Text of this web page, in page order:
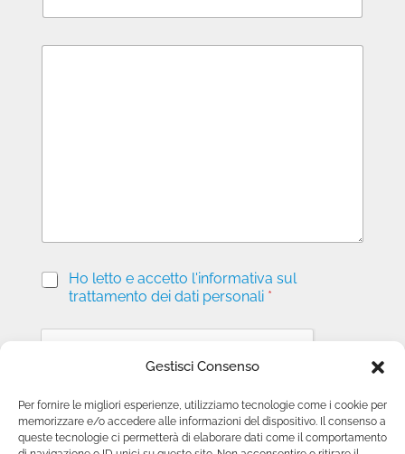
Gestisci Consenso
Per fornire le migliori esperienze, utilizziamo tecnologie come i cookie per
memorizzare e/o accedere alle informazioni del dispositivo. Il consenso a
queste tecnologie ci permetterà di elaborare dati come il comportamento
M
P
v
a
*
Ho letto e accetto l'informativa sul
trattamento dei dati personali *
Invia richiesta